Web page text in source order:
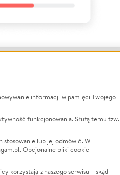
LGBTQ+
Powódź
Wichura
informacji w pamięci Twojego
funkcjonowania. Służą temu tzw.
lub jej odmówić. W
Opcjonalne pliki cookie
korzystają z naszego serwisu – skąd